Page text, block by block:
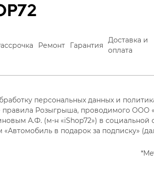
Ремонт Гарантия
Доставка и
оплата
персональных данных и
Розыгрыша, проводимого ООО
А.Ф. (м-н «iShop72») в социальной
«Автомобиль в подарок за подписку»
Мы используем cookie-файлы и